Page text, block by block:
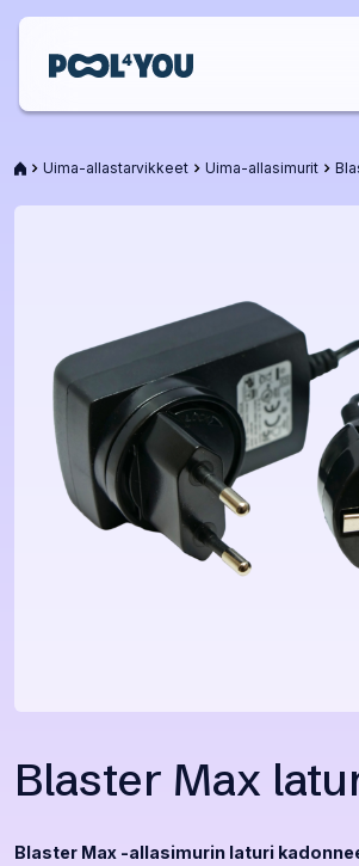
EtusivuUima-allastarvikkeet Uima-allasimurit
Blaster Max
Blaster Max -allasimurin laturi